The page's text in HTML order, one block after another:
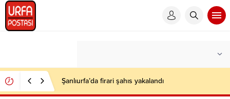
Şanlıurfa’da firari şahıs yakalandı